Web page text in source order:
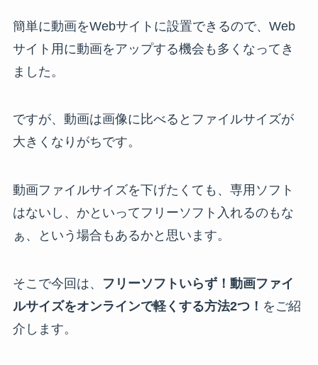
簡単に動画をWebサイトに設置できるので、Web
サイト用に動画をアップする機会も多くなってき
ました。
ですが、動画は画像に比べるとファイルサイズが
大きくなりがちです。
動画ファイルサイズを下げたくても、専用ソフト
はないし、かといってフリーソフト入れるのもな
ぁ、という場合もあるかと思います。
そこで今回は、
フリーソフトいらず！動画ファイ
ルサイズをオンラインで軽くする方法2つ！ をご紹
介します。